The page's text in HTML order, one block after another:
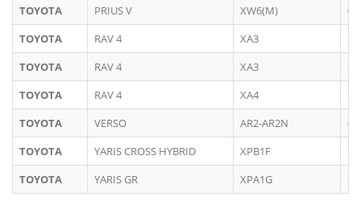
TOYOTA
PRIUS V XW6(M)
TOYOTA
RAV 4 XA3
TOYOTA
RAV 4 XA3
TOYOTA
RAV 4 XA4
TOYOTA
VERSO AR2-AR2N
TOYOTA
YARIS CROSS HYBRID XPB1F
TOYOTA
YARIS GR XPA1G